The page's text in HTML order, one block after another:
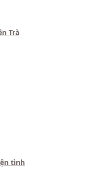
Trà
tình